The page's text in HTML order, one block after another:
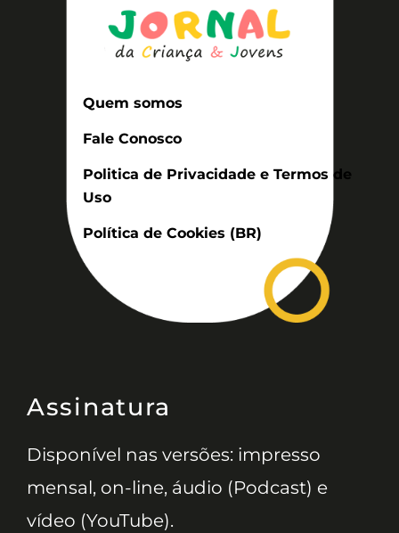
Quem somos
Fale Conosco
Politica de Privacidade e Termos de
Uso
Política de Cookies (BR)
Assinatura
Disponível nas versões: impresso
mensal, on-line, áudio (Podcast) e
vídeo (YouTube).